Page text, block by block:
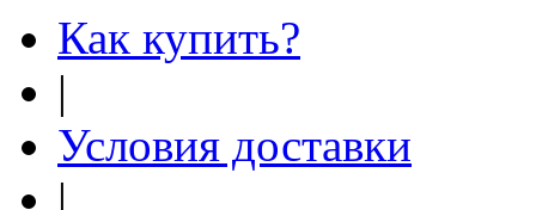
Как купить?
|
Условия доставки
|